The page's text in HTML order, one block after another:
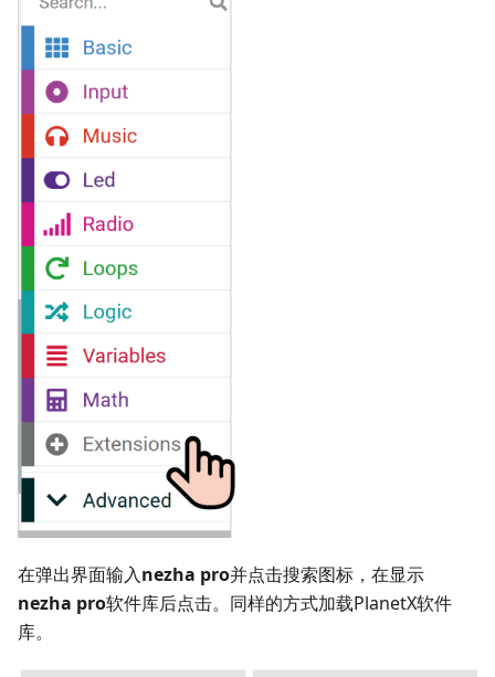
在弹出界面输入nezha pro并点击搜索图标，在显示
nezha pro软件库后点击。同样的方式加载PlanetX软件
库。